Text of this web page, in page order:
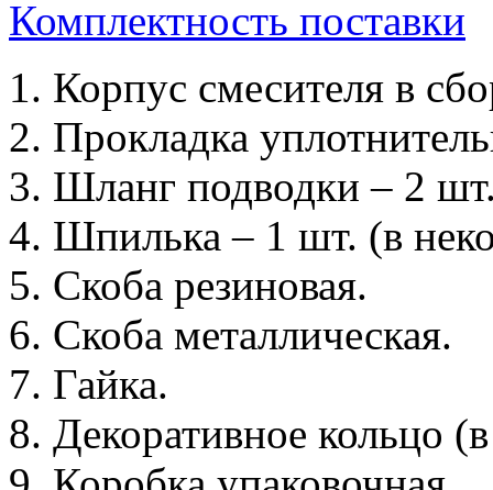
1. Корпус смесителя в
2. Прокладка
3. Шланг подводки – 2
4. Шпилька – 1 шт. (в
5. Скоба резиновая.
6. Скоба металлическая.
7. Гайка.
8. Декоративное кольцо